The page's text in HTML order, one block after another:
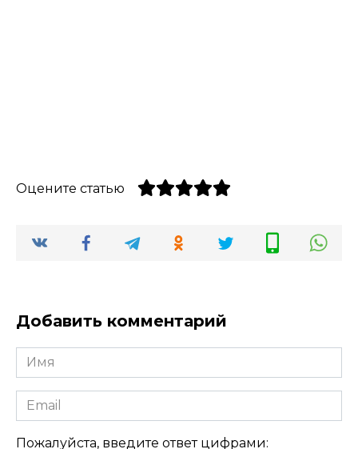
Оцените статью
Добавить комментарий
Имя
Email
Пожалуйста, введите ответ цифрами: